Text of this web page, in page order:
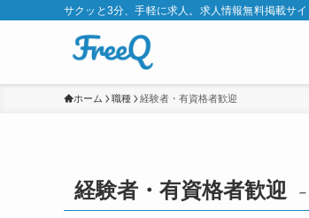
サクッと3分、手軽に求人。求人情報無料掲載サイ
ホーム 職種 経験者・有資格者歓迎
経験者・有資格者歓迎